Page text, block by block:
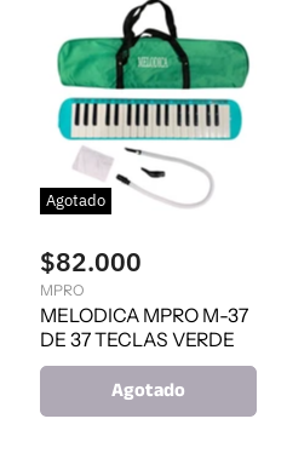
Agotado
$82.000
MPRO
MELODICA MPRO M-37
DE 37 TECLAS VERDE
Agotado